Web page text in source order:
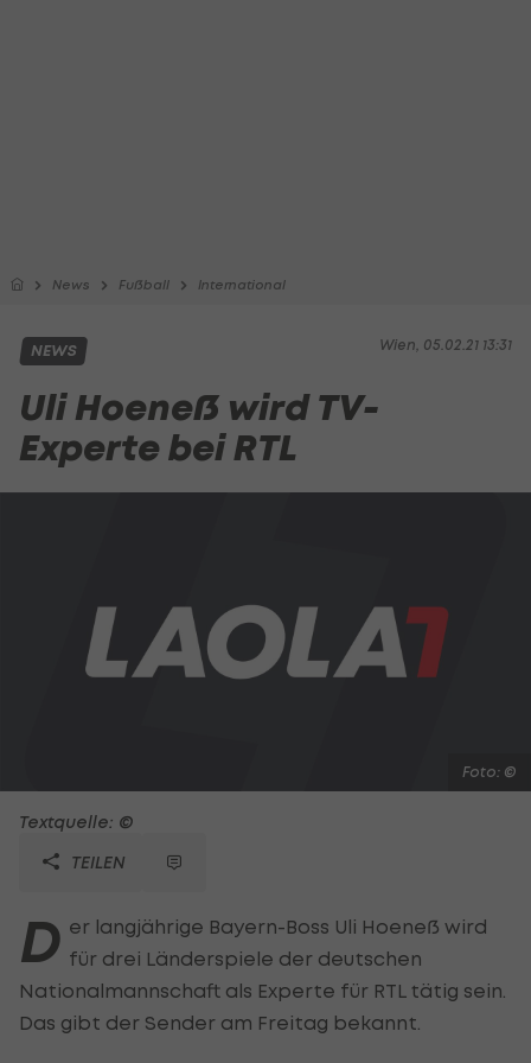
News Fußball International
Wien, 05.02.21 13:31
NEWS
Uli Hoeneß wird TV-
Experte bei RTL
Foto: ©
Textquelle: ©
TEILEN
D er langjährige Bayern-Boss Uli Hoeneß wird
für drei Länderspiele der deutschen
Nationalmannschaft als Experte für RTL tätig sein.
Das gibt der Sender am Freitag bekannt.